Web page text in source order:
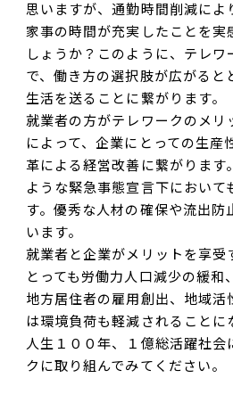
思いますが、通勤時間削減によ
家事の時間が充実したことを実
しょうか？このように、テレワ
で、働き方の選択肢が広がると
生活を送ることに繋がります。
就業者の方がテレワークのメリ
によって、企業にとっての生産
革による経営改善に繋がります
ような緊急事態宣言下において
す。優秀な人材の確保や流出防
います。
就業者と企業がメリットを享受
とっても労働力人口減少の緩和
地方居住者の雇用創出、地域活
は環境負荷も軽減されることに
人生１００年、１億総活躍社会
クに取り組んでみてください。